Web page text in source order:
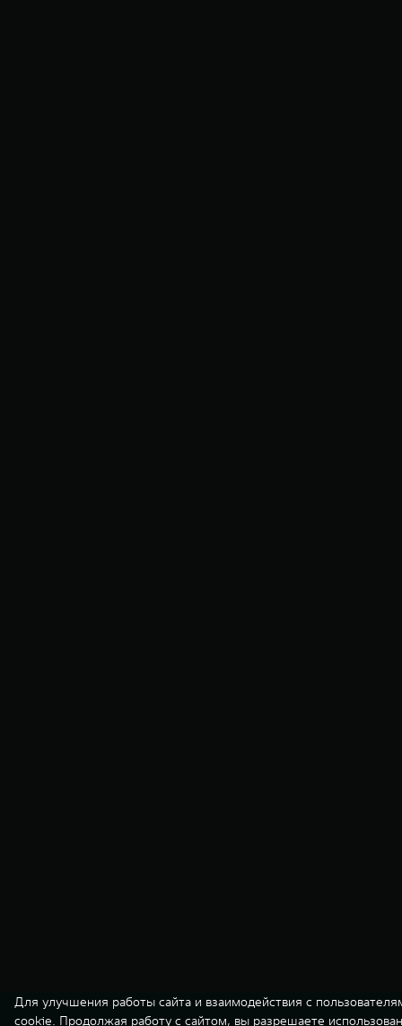
Для улучшения работы сайта и взаимодействия с
cookie. Продолжая работу с сайтом, вы разрешаете